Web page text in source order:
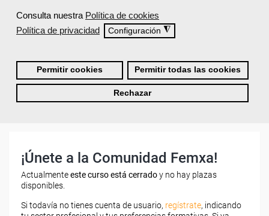
Consulta nuestra Política de cookies
Política de privacidad
Configuración ◮
Permitir cookies Permitir todas las cookies
Rechazar
finaliza su formación?
gratuito?
¡Únete a la Comunidad Femxa!
Actualmenteeste curso está cerradoy no hay plazas
disponibles.
Si todavía no tienes cuenta de usuario, regístrate, indicando